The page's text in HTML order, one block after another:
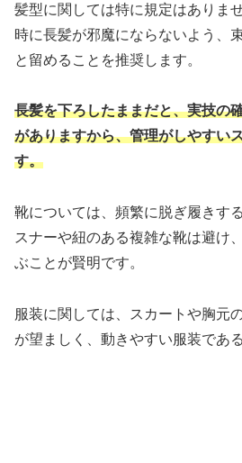
髪型に関しては特に規定はありま
時に長髪が邪魔にならないよう、
と留めることを推奨します。
長髪を下ろしたままだと、実技の
がありますから、管理がしやすい
す。
靴については、頻繁に脱ぎ履きす
スナーや紐のある複雑な靴は避け
ぶことが賢明です。
服装に関しては、スカートや胸元
が望ましく、動きやすい服装であ